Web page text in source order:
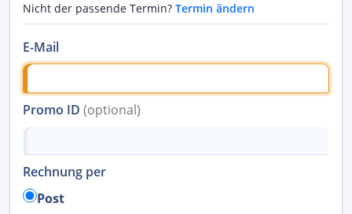
Nicht der passende Termin? Termin ändern
E-Mail
Promo ID (optional)
Rechnung per
Post